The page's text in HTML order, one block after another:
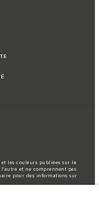
et les couleurs publiées sur le
et ne comprennent pas
pour des informations sur